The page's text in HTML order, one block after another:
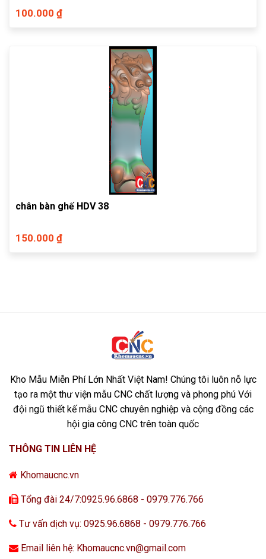
100.000 ₫
chân bàn ghế HDV 38
150.000 ₫
Kho Mẫu Miễn Phí Lớn Nhất Việt Nam! Chúng tôi luôn nỗ lực
tạo ra một thư viện mẫu CNC chất lượng và phong phú Với
đội ngũ thiết kế mẫu CNC chuyên nghiệp và cộng đồng các
hội gia công CNC trên toàn quốc
THÔNG TIN LIÊN HỆ
Khomaucnc.vn
Tổng đài 24/7:0925.96.6868 - 0979.776.766
Tư vấn dịch vụ: 0925.96.6868 - 0979.776.766
Email liên hệ: Khomaucnc.vn@gmail.com